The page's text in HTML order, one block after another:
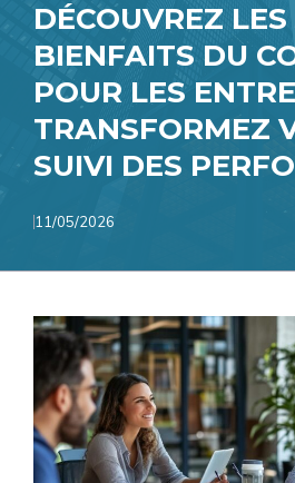
DÉCOUVREZ LES
BIENFAITS DU
POUR LES
TRANSFORMEZ
SUIVI DES
11/05/2026